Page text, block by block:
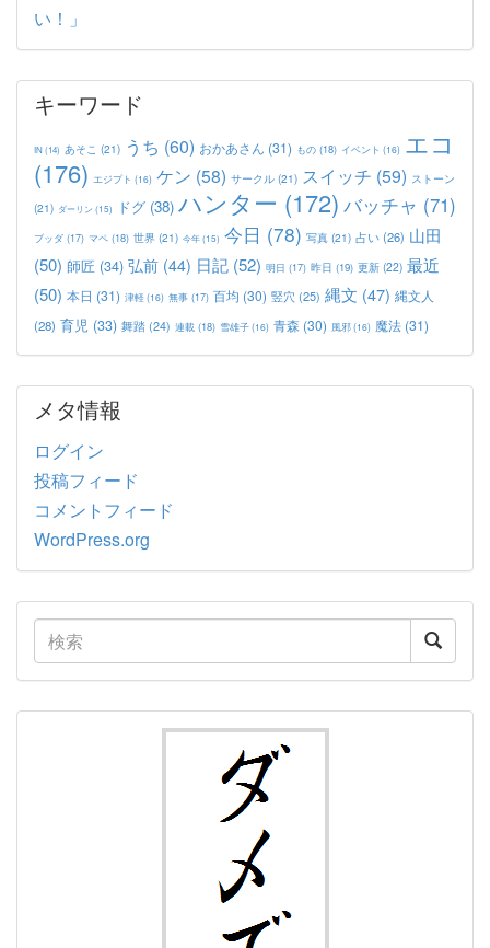
い！」
キーワード
IN(14) あそこ (21) うち (60) おかあさん (31) もの (18) イベント (16) エコ
(176) エジプト (16) ケン (58) サークル (21) スイッチ (59) ストーン
(21) ダーリン(15) ドグ (38) ハンター (172) バッチャ (71)
ブッダ (17) マペ (18) 世界 (21) 今年(15) 今日 (78) 写真 (21) 占い(26) 山田
(50) 師匠 (34) 弘前 (44) 日記 (52) 明日 (17) 昨日 (19) 更新 (22) 最近
(50) 本日 (31) 津軽(16) 無事 (17) 百均 (30) 竪穴 (25) 縄文 (47) 縄文人
(28) 育児 (33) 舞踏 (24) 連載 (18) 雪雄子(16) 青森 (30) 風邪(16) 魔法 (31)
メタ情報
ログイン
投稿フィード
コメントフィード
WordPress.org